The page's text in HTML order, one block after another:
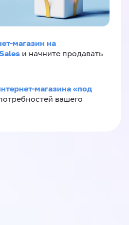
магазин на
и начните продавать
магазина «под
вашего